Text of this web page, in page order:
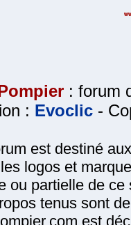
: forum
: Evoclic -
est destiné
logos et
ou partielle de
tenus sont
est